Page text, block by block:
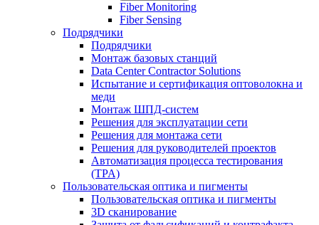
Fiber Monitoring
Fiber Sensing
Подрядчики
Подрядчики
Монтаж базовых станций
Data Center Contractor Solutions
Испытание и сертификация оптоволокна и
меди
Монтаж ШПД-систем
Решения для эксплуатации сети
Решения для монтажа сети
Решения для руководителей проектов
Автоматизация процесса тестирования
(TPA)
Пользовательская оптика и пигменты
Пользовательская оптика и пигменты
3D сканирование